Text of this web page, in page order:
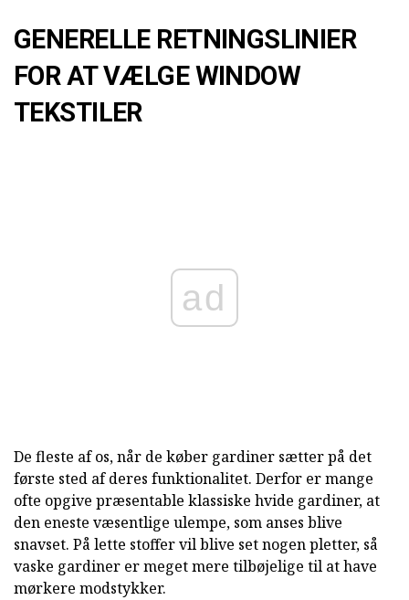
GENERELLE RETNINGSLINIER
FOR AT VÆLGE WINDOW
TEKSTILER
ad
De fleste af os, når de køber gardiner sætter på det
første sted af deres funktionalitet. Derfor er mange
ofte opgive præsentable klassiske hvide gardiner, at
den eneste væsentlige ulempe, som anses blive
snavset. På lette stoffer vil blive set nogen pletter, så
vaske gardiner er meget mere tilbøjelige til at have
mørkere modstykker.